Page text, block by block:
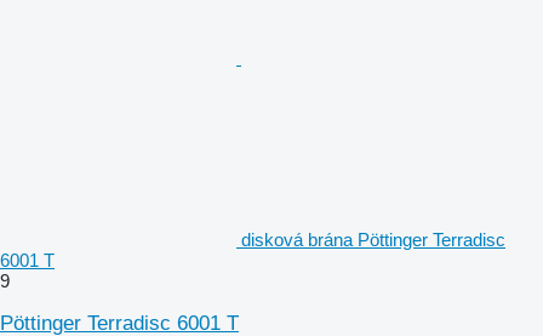
disková brána Pöttinger Terradisc
6001 T
9
Pöttinger Terradisc 6001 T